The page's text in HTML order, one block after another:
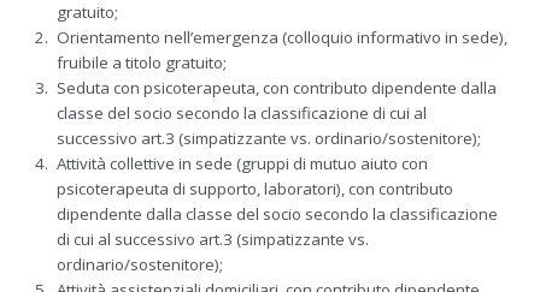
gratuito;
Orientamento nell’emergenza (colloquio informativo in sede),
fruibile a titolo gratuito;
Seduta con psicoterapeuta, con contributo dipendente dalla
classe del socio secondo la classificazione di cui al
successivo art.3 (simpatizzante vs. ordinario/sostenitore);
Attività collettive in sede (gruppi di mutuo aiuto con
psicoterapeuta di supporto, laboratori), con contributo
dipendente dalla classe del socio secondo la classificazione
di cui al successivo art.3 (simpatizzante vs.
ordinario/sostenitore);